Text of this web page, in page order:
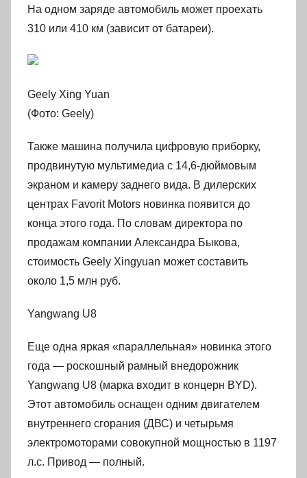
На одном заряде автомобиль может проехать
310 или 410 км (зависит от батареи).
Geely Xing Yuan
(Фото: Geely)
Также машина получила цифровую приборку,
продвинутую мультимедиа с 14,6-дюймовым
экраном и камеру заднего вида. В дилерских
центрах Favorit Motors новинка появится до
конца этого года. По словам директора по
продажам компании Александра Быкова,
стоимость Geely Xingyuan может составить
около 1,5 млн руб.
Yangwang U8
Еще одна яркая «параллельная» новинка этого
года — роскошный рамный внедорожник
Yangwang U8 (марка входит в концерн BYD).
Этот автомобиль оснащен одним двигателем
внутреннего сгорания (ДВС) и четырьмя
электромоторами совокупной мощностью в 1197
л.с. Привод — полный.